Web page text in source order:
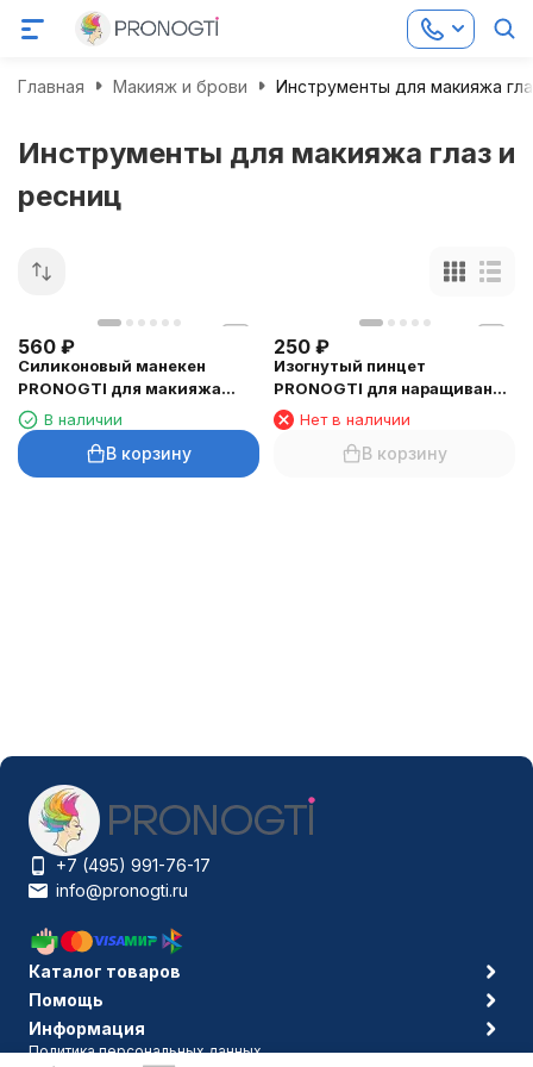
Главная Макияж и брови Инструменты для макияжа
Инструменты для макияжа глаз и
ресниц
560 ₽
Силиконовый манекен
PRONOGTI для макияжа
глаз, 17 × 8,5 см
В наличии
В корзину
250 ₽
Изогнутый пинцет
PRONOGTI для наращивания
ресницНет в наличии
В корзину
+7 (495) 991-76-17
info@pronogti.ru
Каталог товаров
Помощь
Информация
Политика персональных данных